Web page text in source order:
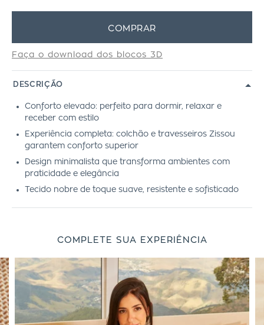
COMPRAR
Faça o download dos blocos 3D
DESCRIÇÃO
Conforto elevado: perfeito para dormir, relaxar e
receber com estilo
Experiência completa: colchão e travesseiros Zissou
garantem conforto superior
Design minimalista que transforma ambientes com
praticidade e elegância
Tecido nobre de toque suave, resistente e sofisticado
COMPLETE SUA EXPERIÊNCIA